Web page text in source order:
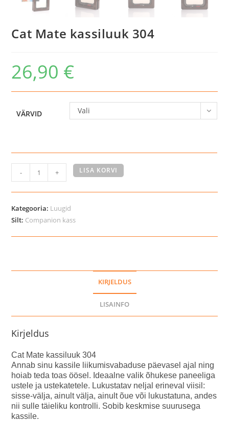
Cat Mate kassiluuk 304
26,90 €
VÄRVID Vali
Mate
kassiluuk
304
kogus
- + LISA KORVI
Kategooria: Luugid
Silt: Companion kass
KIRJELDUS
LISAINFO
Kirjeldus
Cat Mate kassiluuk 304
Annab sinu kassile liikumisvabaduse päevasel ajal ning
hoiab teda toas öösel. Ideaalne valik õhukese paneeliga
ustele ja ustekatetele. Lukustatav neljal erineval viisil:
sisse-välja, ainult välja, ainult õue või lukustatuna, andes
nii sulle täieliku kontrolli. Sobib keskmise suurusega
kassile.